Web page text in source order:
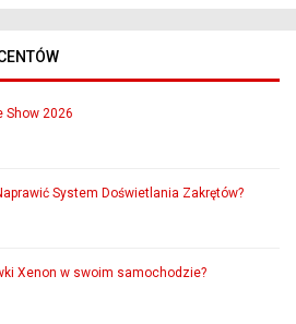
Show 2026
System Doświetlania Zakrętów?
Xenon w swoim samochodzie?